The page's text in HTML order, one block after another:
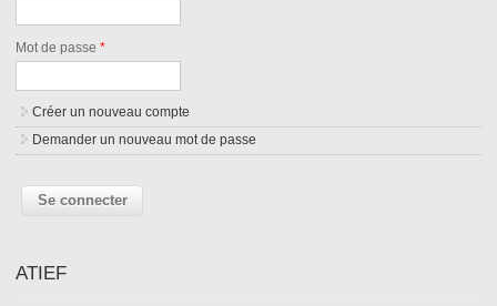
Mot de passe*
Créer un nouveau compte
Demander un nouveau mot de passe
ATIEF